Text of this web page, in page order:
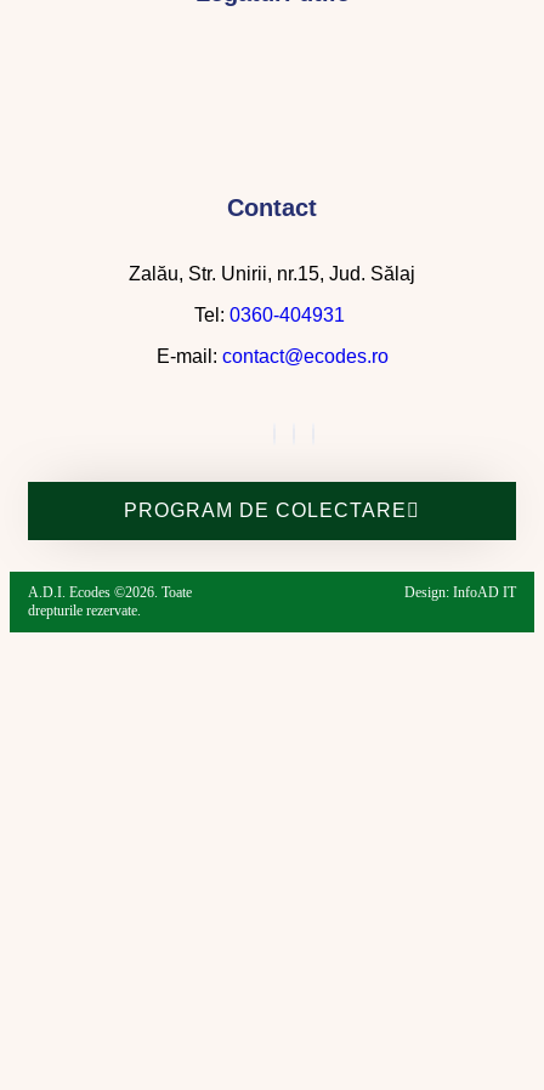
Contact
Zalău, Str. Unirii, nr.15, Jud. Sălaj
Tel: 0360-404931
E-mail: contact@ecodes.ro
PROGRAM DE COLECTARE
A.D.I. Ecodes ©2026. Toate
drepturile rezervate.
Design: InfoAD IT